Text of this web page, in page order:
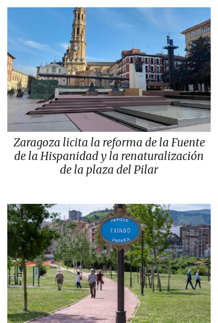
Zaragoza licita la reforma de la Fuente
de la Hispanidad y la renaturalización
de la plaza del Pilar